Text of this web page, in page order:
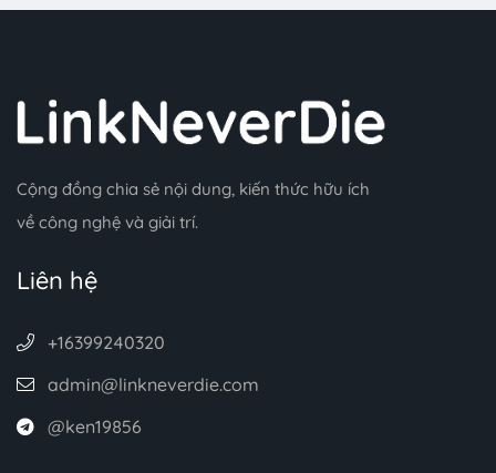
Cộng đồng chia sẻ nội dung, kiến thức hữu ích
về công nghệ và giải trí.
Liên hệ
+16399240320
admin@linkneverdie.com
@ken19856